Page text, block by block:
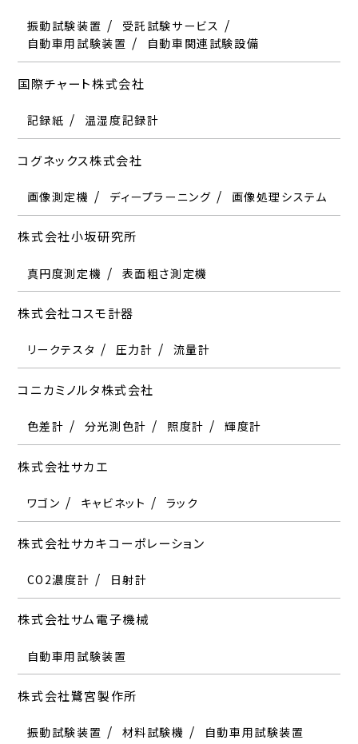
振動試験装置
受託試験サービス
自動車用試験装置
自動車関連試験設備
国際チャート株式会社
記録紙 温湿度記録計
コグネックス株式会社
画像測定機 ディープラーニング 画像処理システム
株式会社小坂研究所
真円度測定機 表面粗さ測定機
株式会社コスモ計器
リークテスタ 圧力計 流量計
コニカミノルタ株式会社
色差計 分光測色計 照度計 輝度計
株式会社サカエ
ワゴン キャビネット ラック
株式会社サカキコーポレーション
CO2濃度計 日射計
株式会社サム電子機械
自動車用試験装置
株式会社鷺宮製作所
振動試験装置 材料試験機 自動車用試験装置